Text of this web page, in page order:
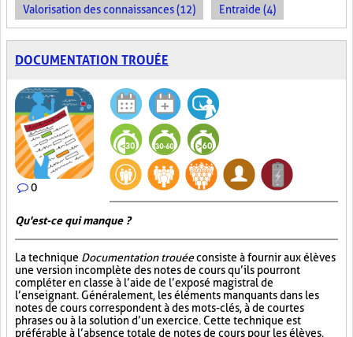
Valorisation des connaissances (12) Entraide (4)
DOCUMENTATION TROUÉE
0
Qu'est-ce qui manque ?
La technique Documentation trouéeconsiste à fournir aux élèves
une version incomplète des notes de cours qu’ils pourront
compléter en classe à l’aide de l’exposé magistral de
l’enseignant. Généralement, les éléments manquants dans les
notes de cours correspondent à des mots-clés, à de courtes
phrases ou à la solution d’un exercice. Cette technique est
préférable à l’absence totale de notes de cours pour les élèves,